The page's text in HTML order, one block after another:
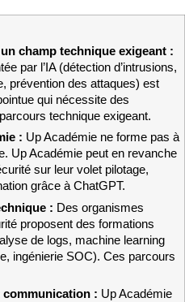
par l’IA (détection d’intrusions,
prévention des attaques) est
qui nécessite des
technique exigeant.
: Up Académie ne forme pas à
Up Académie peut en revanche
sur leur volet pilotage,
grâce à ChatGPT.
: Des organismes
proposent des formations
de logs, machine learning
ingénierie SOC). Ces parcours
communication : Up Académie